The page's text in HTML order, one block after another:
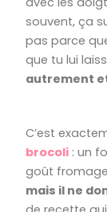
souvent, ça
pas parce
que tu lui
autrement
C’est
brocoli : un
goût fromage
mais il ne